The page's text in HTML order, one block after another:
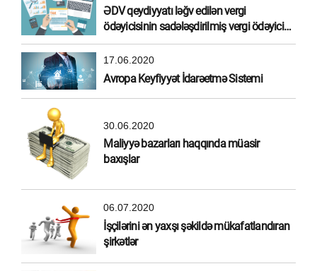
ƏDV qeydiyyatı ləğv edilən vergi
ödəyicisinin sadələşdirilmiş vergi ödəyicisi
olma hüququ
17.06.2020
Avropa Keyfiyyət İdarəetmə Sistemi
30.06.2020
Maliyyə bazarları haqqında müasir
baxışlar
06.07.2020
İşçilərini ən yaxşı şəkildə mükafatlandıran
şirkətlər